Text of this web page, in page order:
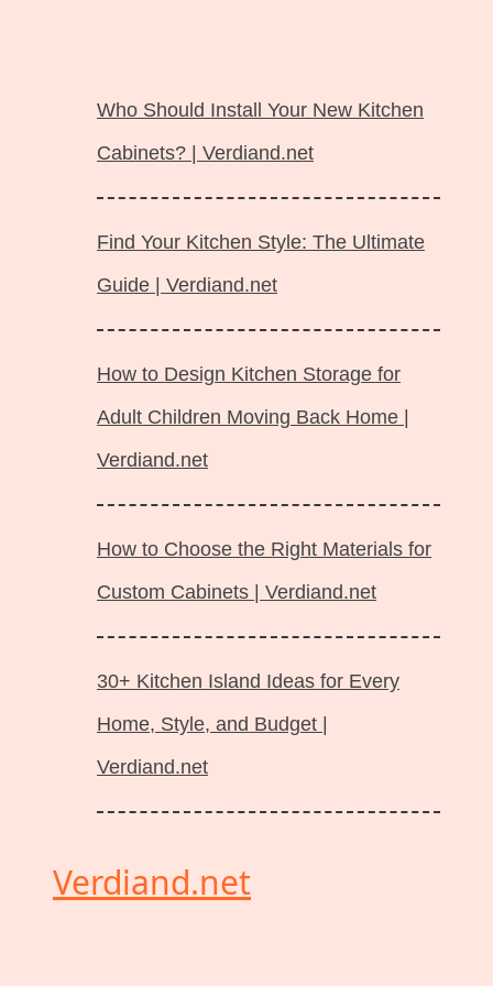
Who Should Install Your New Kitchen
Cabinets? | Verdiand.net
Find Your Kitchen Style: The Ultimate
Guide | Verdiand.net
How to Design Kitchen Storage for
Adult Children Moving Back Home |
Verdiand.net
How to Choose the Right Materials for
Custom Cabinets | Verdiand.net
30+ Kitchen Island Ideas for Every
Home, Style, and Budget |
Verdiand.net
Verdiand.net